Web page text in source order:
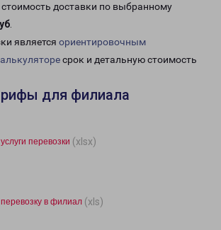
доставки по выбранному
.
является ориентировочным
срок и детальную стоимость
для филиала
перевозки (xlsx)
в филиал (xls)